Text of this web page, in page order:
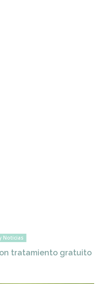
Noticias
tratamiento gratuito